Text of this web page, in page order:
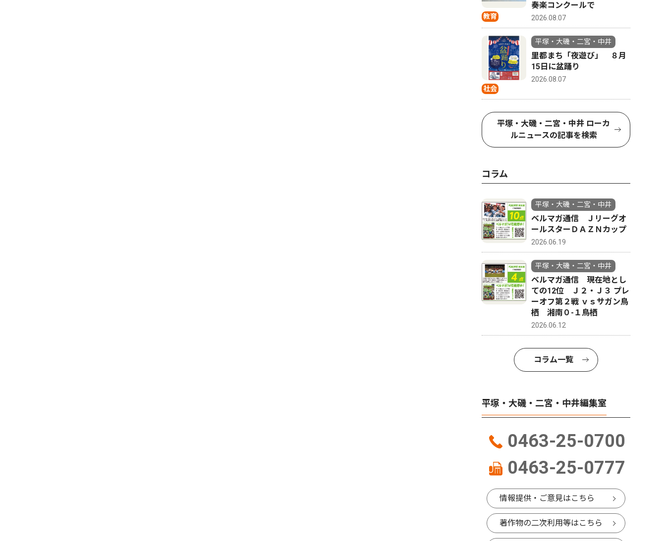
教育
奏楽コンクールで
2026.08.07
社会
平塚・大磯・二宮・中井
里都まち「夜遊び」 ８月
15日に盆踊り
2026.08.07
平塚・大磯・二宮・中井 ローカ
ルニュースの記事を検索
コラム
平塚・大磯・二宮・中井
ベルマガ通信 Ｊリーグオ
ールスターＤＡＺＮカップ
2026.06.19
平塚・大磯・二宮・中井
ベルマガ通信 現在地とし
ての12位 Ｊ２・Ｊ３ プレ
ーオフ第２戦 ｖｓサガン鳥
栖 湘南０-１鳥栖
2026.06.12
コラム一覧
平塚・大磯・二宮・中井編集室
0463-25-0700
0463-25-0777
情報提供・ご意見はこちら
著作物の二次利用等はこちら